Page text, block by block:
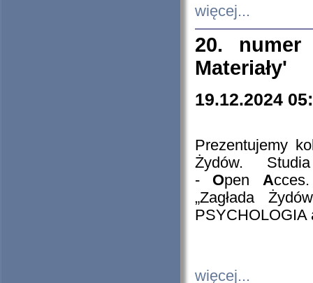
więcej...
20. numer
Materiały'
19.12.2024
Prezentujemy
Żydów.
- Open A
„Zagłada
PSYCHOLOGIA
więcej...